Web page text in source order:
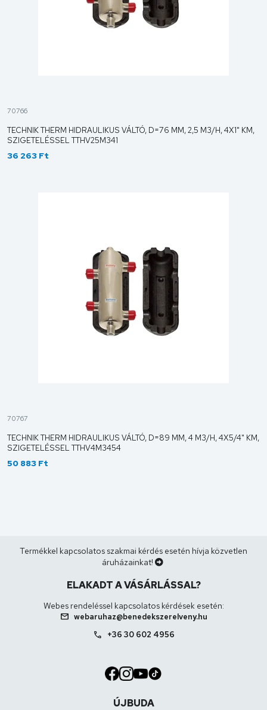
70766
TECHNIK THERM HIDRAULIKUS VÁLTÓ, D=76 MM, 2,5 M3/H, 4X1" KM,
SZIGETELÉSSEL TTHV25M341
36 263 Ft
70767
TECHNIK THERM HIDRAULIKUS VÁLTÓ, D=89 MM, 4 M3/H, 4X5/4" KM,
SZIGETELÉSSEL TTHV4M3454
50 883 Ft
Termékkel kapcsolatos szakmai kérdés esetén hívja közvetlen
áruházainkat!
ELAKADT A VÁSÁRLÁSSAL?
Webes rendeléssel kapcsolatos kérdések esetén:
mail webaruhaz@benedekszerelveny.hu
call +36 30 602 4956
ÚJBUDA